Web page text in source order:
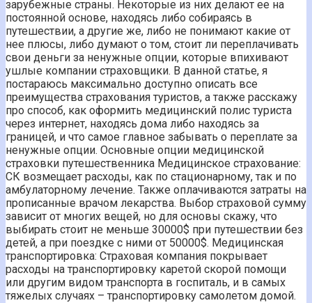
зарубежные страны. Некоторые из них делают ее на
постоянной основе, находясь либо собираясь в
путешествии, а другие же, либо не понимают какие от
нее плюсы, либо думают о том, стоит ли переплачивать
свои деньги за ненужные опции, которые впихивают
ушлые компании страховщики. В данной статье, я
постараюсь максимально доступно описать все
преимущества страхования туристов, а также расскажу
про способ, как оформить медицинский полис туриста
через интернет, находясь дома либо находясь за
границей, и что самое главное забывать о переплате за
ненужные опции. Основные опции медицинской
страховки путешественника Медицинское страхование:
СК возмещает расходы, как по стационарному, так и по
амбулаторному лечение. Также оплачиваются затраты на
прописанные врачом лекарства. Выбор страховой сумму
зависит от многих вещей, но для основы скажу, что
выбирать стоит не меньше 30000$ при путешествии без
детей, а при поездке с ними от 50000$. Медицинская
транспортировка: Страховая компания покрывает
расходы на транспортировку каретой скорой помощи
или другим видом транспорта в госпиталь, и в самых
тяжелых случаях – транспортировку самолетом домой.